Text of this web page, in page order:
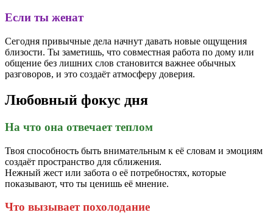
Если ты женат
Сегодня привычные дела начнут давать новые ощущения
близости. Ты заметишь, что совместная работа по дому или
общение без лишних слов становится важнее обычных
разговоров, и это создаёт атмосферу доверия.
Любовный фокус дня
На что она отвечает теплом
Твоя способность быть внимательным к её словам и эмоциям
создаёт пространство для сближения.
Нежный жест или забота о её потребностях, которые
показывают, что ты ценишь её мнение.
Что вызывает похолодание